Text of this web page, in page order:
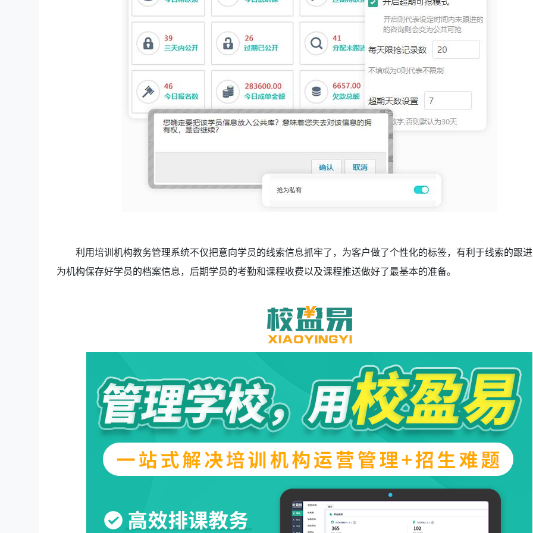
利用培训机构教务管理系统不仅把意向学员的线索信息抓牢了，为客户做了个性化的标签，有利于线索的跟
为机构保存好学员的档案信息，后期学员的考勤和课程收费以及课程推送做好了最基本的准备。